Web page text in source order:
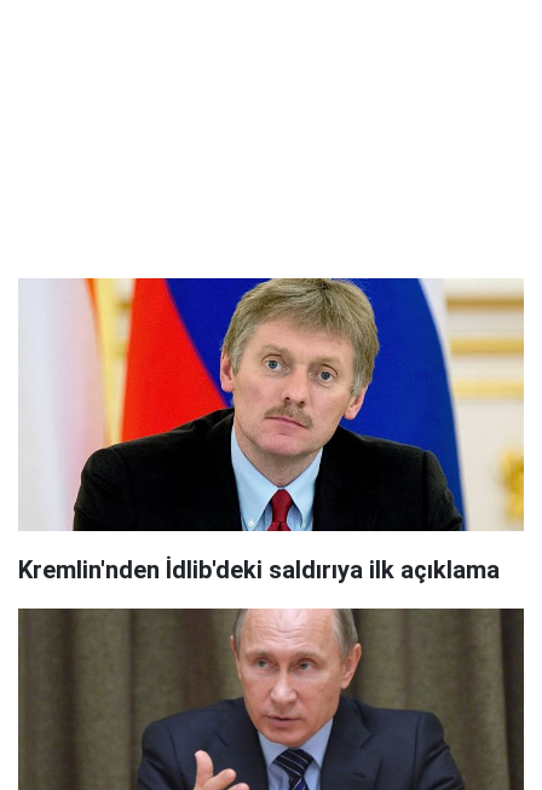
Kremlin'nden İdlib'deki saldırıya ilk açıklama